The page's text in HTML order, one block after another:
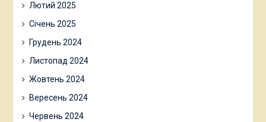
Лютий 2025
Січень 2025
Грудень 2024
Листопад 2024
Жовтень 2024
Вересень 2024
Червень 2024